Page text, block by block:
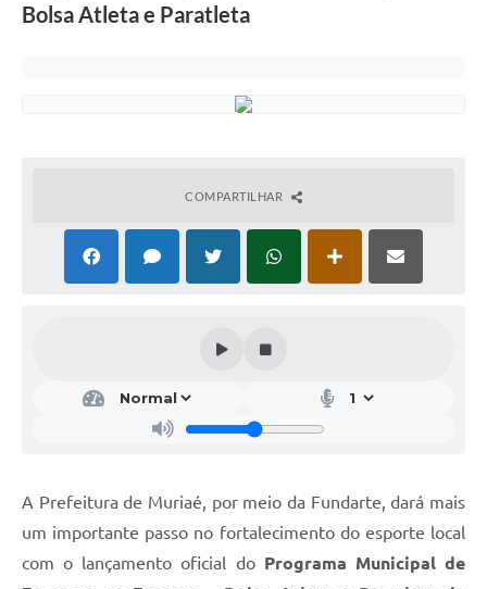
Bolsa Atleta e Paratleta
COMPARTILHAR
A Prefeitura de Muriaé, por meio da Fundarte, dará mais
um importante passo no fortalecimento do esporte local
com o lançamento oficial do Programa Municipal de